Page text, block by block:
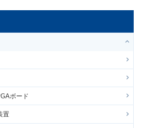
ボード
置